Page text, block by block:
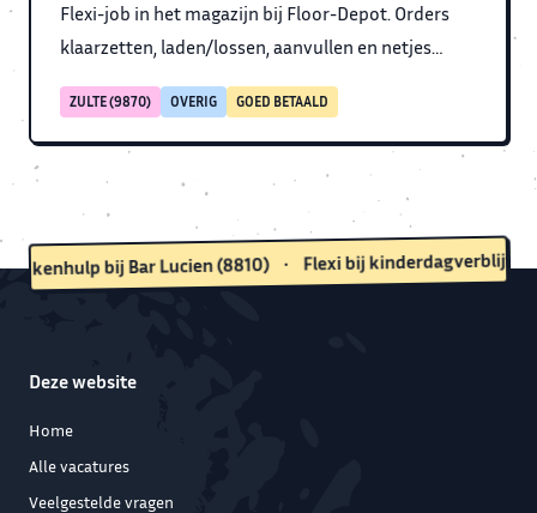
Flexi-job in het magazijn bij Floor-Depot. Orders
klaarzetten, laden/lossen, aanvullen en netjes
houden. Ervaring met heftruck en transpallet
nodig. Salaris €14,5/uur incl. vakantiegeld.
Gemotiveerde helpers gezocht. Werkschema: di-vr
8-18u, za 9-17u.
ZULTE (9870) OVERIG GOED BETAALD
bij Bar Lucien(8810) Flexi bij kinderdagverblijf
Deze website
Home
Alle vacatures
Veelgestelde vragen